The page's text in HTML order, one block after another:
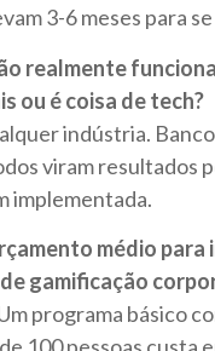
3-6 meses para
realmente
ou é coisa de tech?
indústria.
viram resultados
implementada.
médio para
gamificação
programa básico